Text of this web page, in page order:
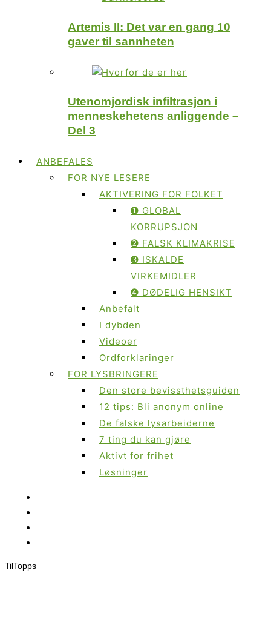
Artemis II: Det var en gang 10
gaver til sannheten
Utenomjordisk infiltrasjon i
menneskehetens anliggende –
Del 3
ANBEFALES
FOR NYE LESERE
AKTIVERING FOR FOLKET
➊ GLOBAL
KORRUPSJON
➋ FALSK KLIMAKRISE
➌ ISKALDE
VIRKEMIDLER
➍ DØDELIG HENSIKT
Anbefalt
I dybden
Videoer
Ordforklaringer
FOR LYSBRINGERE
Den store bevissthetsguiden
12 tips: Bli anonym online
De falske lysarbeiderne
7 ting du kan gjøre
Aktivt for frihet
Løsninger
TilTopps